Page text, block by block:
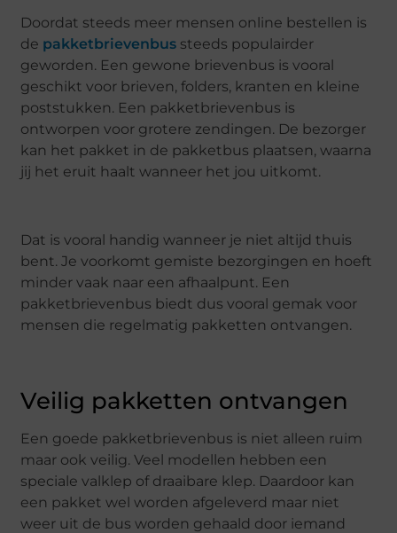
Doordat steeds meer mensen online bestellen is
de pakketbrievenbus steeds populairder
geworden. Een gewone brievenbus is vooral
geschikt voor brieven, folders, kranten en kleine
poststukken. Een pakketbrievenbus is
ontworpen voor grotere zendingen. De bezorger
kan het pakket in de pakketbus plaatsen, waarna
jij het eruit haalt wanneer het jou uitkomt.
Dat is vooral handig wanneer je niet altijd thuis
bent. Je voorkomt gemiste bezorgingen en hoeft
minder vaak naar een afhaalpunt. Een
pakketbrievenbus biedt dus vooral gemak voor
mensen die regelmatig pakketten ontvangen.
Veilig pakketten ontvangen
Een goede pakketbrievenbus is niet alleen ruim
maar ook veilig. Veel modellen hebben een
speciale valklep of draaibare klep. Daardoor kan
een pakket wel worden afgeleverd maar niet
weer uit de bus worden gehaald door iemand